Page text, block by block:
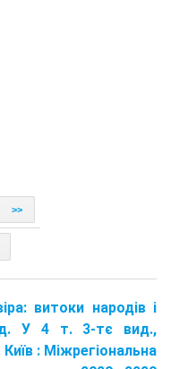
>>
витоки народів і
У 4 т. 3-тє вид.,
: Міжрегіональна